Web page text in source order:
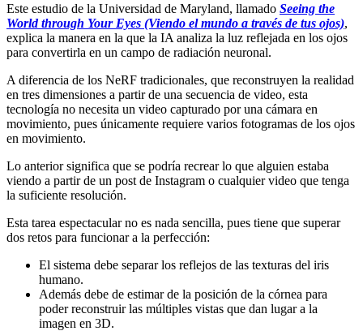
Este estudio de la Universidad de Maryland, llamado Seeing the
World through Your Eyes (Viendo el mundo a través de tus ojos),
explica la manera en la que la IA analiza la luz reflejada en los ojos
para convertirla en un campo de radiación neuronal.
A diferencia de los NeRF tradicionales, que reconstruyen la realidad
en tres dimensiones a partir de una secuencia de video, esta
tecnología no necesita un video capturado por una cámara en
movimiento, pues únicamente requiere varios fotogramas de los ojos
en movimiento.
Lo anterior significa que se podría recrear lo que alguien estaba
viendo a partir de un post de Instagram o cualquier video que tenga
la suficiente resolución.
Esta tarea espectacular no es nada sencilla, pues tiene que superar
dos retos para funcionar a la perfección:
El sistema debe separar los reflejos de las texturas del iris
humano.
Además debe de estimar de la posición de la córnea para
poder reconstruir las múltiples vistas que dan lugar a la
imagen en 3D.